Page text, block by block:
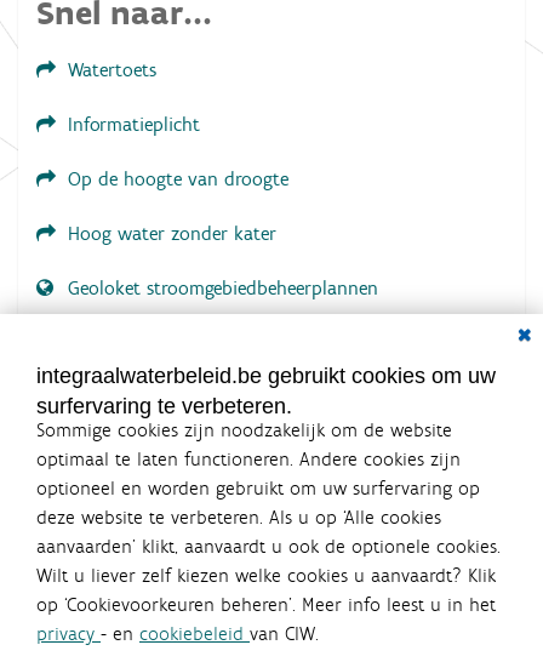
Snel naar...
Watertoets
Informatieplicht
Op de hoogte van droogte
Hoog water zonder kater
Geoloket stroomgebiedbeheerplannen
LOGIN VEREIST
integraalwaterbeleid.be gebruikt cookies om uw
surfervaring te verbeteren.
Sommige cookies zijn noodzakelijk om de website
optimaal te laten functioneren. Andere cookies zijn
optioneel en worden gebruikt om uw surfervaring op
deze website te verbeteren. Als u op ‘Alle cookies
aanvaarden’ klikt, aanvaardt u ook de optionele cookies.
Wilt u liever zelf kiezen welke cookies u aanvaardt? Klik
op ‘Cookievoorkeuren beheren’. Meer info leest u in het
privacy - en cookiebeleid van CIW.
Integraalwaterbeleid.be is een
officiële website van de Vlaamse
overheid
uitgegeven door Coördinatiecommissie Integraal
Waterbeleid
De Coördinatiecommissie Integraal Waterbeleid (CIW) is een